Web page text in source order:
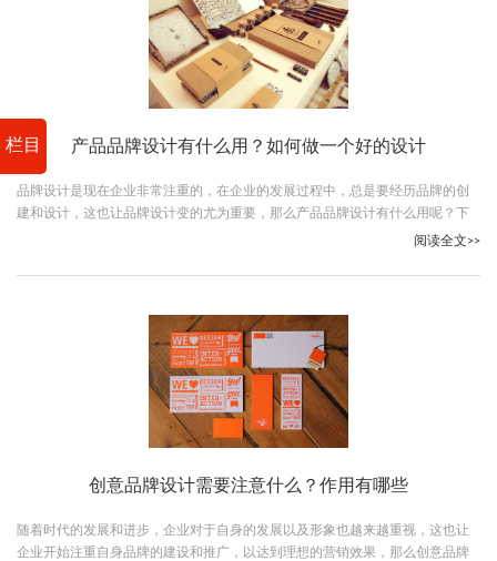
栏目 产品品牌设计有什么用？如何做一个好的设计
品牌设计是现在企业非常注重的，在企业的发展过程中，总是要经历品牌的创
建和设计，这也让品牌设计变的尤为重要，那么产品品牌设计有什么用呢？下
阅读全文>>
创意品牌设计需要注意什么？作用有哪些
随着时代的发展和进步，企业对于自身的发展以及形象也越来越重视，这也让
企业开始注重自身品牌的建设和推广，以达到理想的营销效果，那么创意品牌